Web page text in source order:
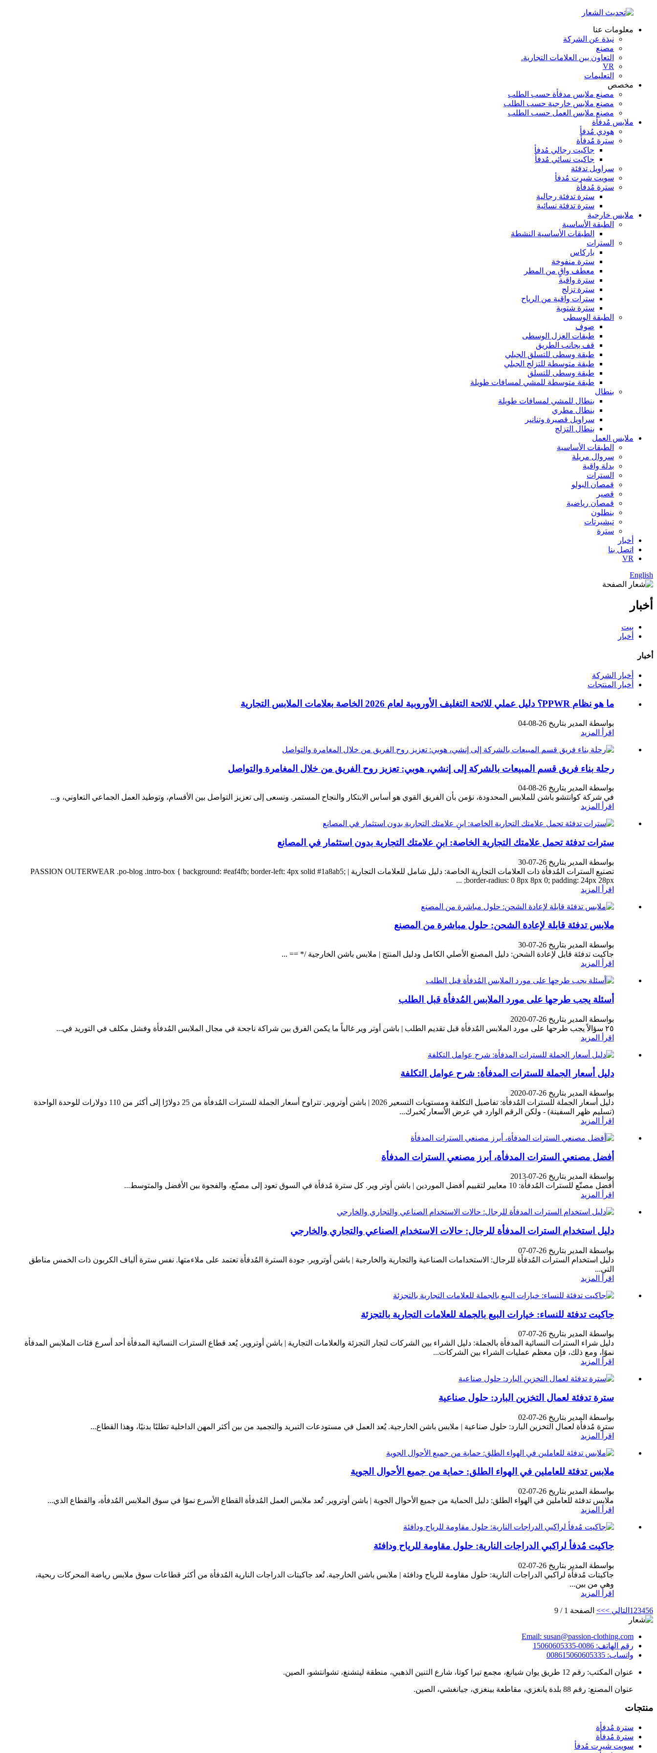
معلومات عنا
نبذة عن الشركة
مصنع
التعاون بين العلامات التجارية.
VR
التعليمات
مخصص
مصنع ملابس مدفأة حسب الطلب
مصنع ملابس خارجية حسب الطلب
مصنع ملابس العمل حسب الطلب
ملابس مُدفأة
هودي مُدفأ
سترة مُدفأة
جاكيت رجالي مُدفأ
جاكيت نسائي مُدفأ
سراويل تدفئة
سويت شيرت مُدفأ
سترة مُدفأة
سترة تدفئة رجالية
سترة تدفئة نسائية
ملابس خارجية
الطبقة الأساسية
الطبقات الأساسية النشطة
السترات
باركاس
سترة منفوخة
معطف واقٍ من المطر
سترة واقية
سترة تزلج
سترات واقية من الرياح
سترة شتوية
الطبقة الوسطى
صوف
طبقات العزل الوسطى
قف بجانب الطريق
طبقة وسطى للتسلق الجبلي
طبقة متوسطة للتزلج الجبلي
طبقة وسطى للتسلق
طبقة متوسطة للمشي لمسافات طويلة
بنطال
بنطال للمشي لمسافات طويلة
بنطال مطري
سراويل قصيرة وتنانير
بنطال التزلج
ملابس العمل
الطبقات الأساسية
سروال مريلة
بدلة واقية
السترات
قمصان البولو
قصير
قمصان رياضية
بنطلون
تيشيرتات
سترة
أخبار
اتصل بنا
VR
English
أخبار
بيت
أخبار
أخبار
أخبار الشركة
أخبار المنتجات
ما هو نظام PPWR؟ دليل عملي للائحة التغليف الأوروبية لعام 2026 الخاصة بعلامات الملابس التجارية
بواسطة المدير بتاريخ 26-08-04
اقرأ المزيد
رحلة بناء فريق قسم المبيعات بالشركة إلى إنشي، هوبي: تعزيز روح الفريق من خلال المغامرة والتواصل
بواسطة المدير بتاريخ 26-08-04
في شركة كوانتشو باشن للملابس المحدودة، نؤمن بأن الفريق القوي هو أساس الابتكار والنجاح المستمر. ونسعى إلى تعزيز التواصل بين الأقسام، وتوطيد العمل الجماعي التعاوني، و...
اقرأ المزيد
سترات تدفئة تحمل علامتك التجارية الخاصة: ابنِ علامتك التجارية بدون استثمار في المصانع
بواسطة المدير بتاريخ 26-07-30
تصنيع السترات المُدفأة ذات العلامات التجارية الخاصة: دليل شامل للعلامات التجارية | PASSION OUTERWEAR .po-blog .intro-box { background: #eaf4fb; border-left: 4px solid #1a8ab5;
border-radius: 0 8px 8px 0; padding: 24px 28px; ...
اقرأ المزيد
ملابس تدفئة قابلة لإعادة الشحن: حلول مباشرة من المصنع
بواسطة المدير بتاريخ 26-07-30
جاكيت تدفئة قابل لإعادة الشحن: دليل المصنع الأصلي الكامل ودليل المنتج | ملابس باشن الخارجية /* == ...
اقرأ المزيد
أسئلة يجب طرحها على مورد الملابس المُدفأة قبل الطلب
بواسطة المدير بتاريخ 26-07-2020
٢٥ سؤالاً يجب طرحها على مورد الملابس المُدفأة قبل تقديم الطلب | باشن أوتر وير غالباً ما يكمن الفرق بين شراكة ناجحة في مجال الملابس المُدفأة وفشل مكلف في التوريد في...
اقرأ المزيد
دليل أسعار الجملة للسترات المدفأة: شرح عوامل التكلفة
بواسطة المدير بتاريخ 26-07-2020
دليل أسعار الجملة للسترات المُدفأة: تفاصيل التكلفة ومستويات التسعير 2026 | باشن أوتروير. تتراوح أسعار الجملة للسترات المُدفأة من 25 دولارًا إلى أكثر من 110 دولارات للوحدة الواحدة
(تسليم ظهر السفينة) - ولكن الرقم الوارد في عرض الأسعار يُخبرك...
اقرأ المزيد
أفضل مصنعي السترات المدفأة، أبرز مصنعي السترات المدفأة
بواسطة المدير بتاريخ 26-07-2013
أفضل مصنّع للسترات المُدفأة: 10 معايير لتقييم أفضل الموردين | باشن أوتر وير. كل سترة مُدفأة في السوق تعود إلى مصنّع، والفجوة بين الأفضل والمتوسط...
اقرأ المزيد
دليل استخدام السترات المدفأة للرجال: حالات الاستخدام الصناعي والتجاري والخارجي
بواسطة المدير بتاريخ 26-07-07
دليل استخدام السترات المُدفأة للرجال: الاستخدامات الصناعية والتجارية والخارجية | باشن أوتروير. جودة السترة المُدفأة تعتمد على ملاءمتها. نفس سترة ألياف الكربون ذات الخمس مناطق
التي...
اقرأ المزيد
جاكيت تدفئة للنساء: خيارات البيع بالجملة للعلامات التجارية بالتجزئة
بواسطة المدير بتاريخ 26-07-07
دليل شراء السترات النسائية المدفأة بالجملة: دليل الشراء بين الشركات لتجار التجزئة والعلامات التجارية | باشن أوتروير. يُعد قطاع السترات النسائية المدفأة أحد أسرع فئات الملابس المدفأة
نموًا، ومع ذلك، فإن معظم عمليات الشراء بين الشركات...
اقرأ المزيد
سترة تدفئة لعمال التخزين البارد: حلول صناعية
بواسطة المدير بتاريخ 26-07-02
سترة مُدفأة لعمال التخزين البارد: حلول صناعية | ملابس باشن الخارجية. يُعد العمل في مستودعات التبريد والتجميد من بين أكثر المهن الداخلية تطلبًا بدنيًا، وهذا القطاع...
اقرأ المزيد
ملابس تدفئة للعاملين في الهواء الطلق: حماية من جميع الأحوال الجوية
بواسطة المدير بتاريخ 26-07-02
ملابس تدفئة للعاملين في الهواء الطلق: دليل الحماية من جميع الأحوال الجوية | باشن أوتروير. تُعد ملابس العمل المُدفأة القطاع الأسرع نموًا في سوق الملابس المُدفأة، والقطاع الذي...
اقرأ المزيد
جاكيت مُدفأ لراكبي الدراجات النارية: حلول مقاومة للرياح ودافئة
بواسطة المدير بتاريخ 26-07-02
جاكيتات مُدفأة لراكبي الدراجات النارية: حلول مقاومة للرياح ودافئة | ملابس باشن الخارجية. تُعد جاكيتات الدراجات النارية المُدفأة من أكثر قطاعات سوق ملابس رياضة المحركات ربحية،
وهي من بين...
اقرأ المزيد
1 23456 التالي >>> الصفحة 1 / 9
Email: susan@passion-clothing.com
رقم الهاتف: 0086-15060605335
واتساب: 008615060605335
عنوان المكتب: رقم 12 طريق يوان شيانغ، مجمع تيرا كوتا، شارع التنين الذهبي، منطقة ليتشنغ، تشوانتشو، الصين.
عنوان المصنع: رقم 88 بلدة يانغزي، مقاطعة بينغزي، جيانغشي، الصين.
منتجات
سترة مُدفأة
سترة مُدفأة
سويت شيرت مُدفأ